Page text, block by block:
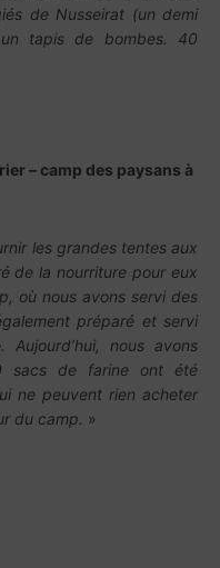
de Nusseirat (un demi
tapis de bombes. 40
– camp des paysans à
les grandes tentes aux
de la nourriture pour eux
où nous avons servi des
préparé et servi
nous avons
sacs de farine ont été
ne peuvent rien acheter
du camp. »